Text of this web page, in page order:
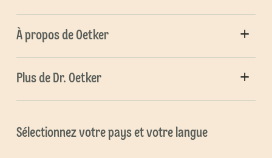
À propos de Oetker
Plus de Dr. Oetker
Sélectionnez votre pays et votre langue